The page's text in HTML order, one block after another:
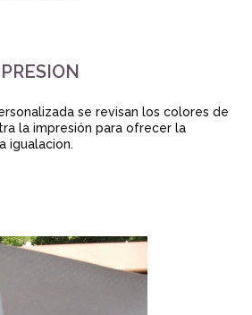
se revisan los colores de
la impresión para ofrecer la
igualacion.